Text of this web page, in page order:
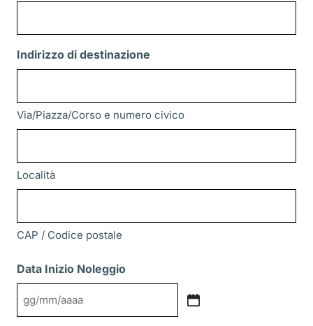
Indirizzo di destinazione
Via/Piazza/Corso e numero civico
Località
CAP / Codice postale
Data Inizio Noleggio
GG